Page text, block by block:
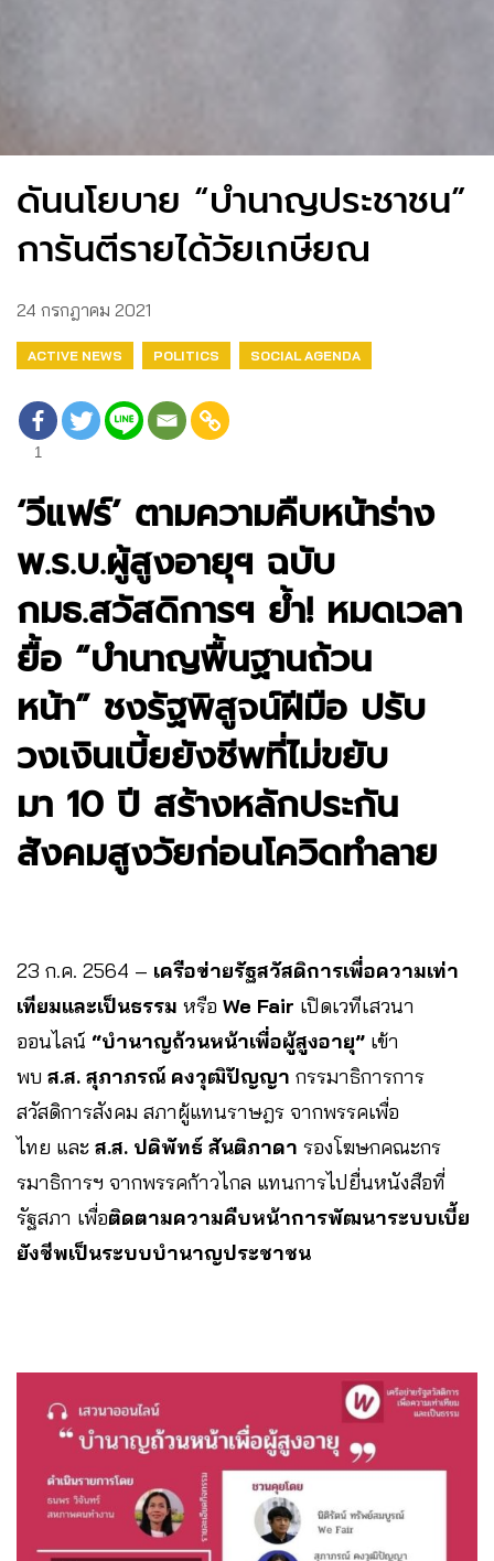
ดันนโยบาย “บำนาญประชาชน”
การันตีรายได้วัยเกษียณ
24 กรกฎาคม 2021
ACTIVE NEWS POLITICS SOCIAL AGENDA
1
‘วีแฟร์’ ตามความคืบหน้าร่าง
พ.ร.บ.ผู้สูงอายุฯ ฉบับ
กมธ.สวัสดิการฯ ย้ำ! หมดเวลา
ยื้อ “บำนาญพื้นฐานถ้วน
หน้า” ชงรัฐพิสูจน์ฝีมือ ปรับ
วงเงินเบี้ยยังชีพที่ไม่ขยับ
มา 10 ปี สร้างหลักประกัน
สังคมสูงวัยก่อนโควิดทำลาย
23 ก.ค. 2564 – เครือข่ายรัฐสวัสดิการเพื่อความเท่า
เทียมและเป็นธรรม หรือ We Fair เปิดเวทีเสวนา
ออนไลน์ “บำนาญถ้วนหน้าเพื่อผู้สูงอายุ” เข้า
พบ ส.ส. สุภาภรณ์ คงวุฒิปัญญา กรรมาธิการการ
สวัสดิการสังคม สภาผู้แทนราษฎร จากพรรคเพื่อ
ไทย และ ส.ส. ปดิพัทธ์ สันติภาดา รองโฆษกคณะกร
รมาธิการฯ จากพรรคก้าวไกล แทนการไปยื่นหนังสือที่
รัฐสภา เพื่อติดตามความคืบหน้าการพัฒนาระบบเบี้ย
ยังชีพเป็นระบบบำนาญประชาชน